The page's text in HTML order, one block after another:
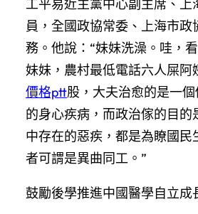
工平易近主黨中心副主席、上
員，全國政協常委、上海市政
務。他說：“妹妹洗澡。哇，
妹妹，農村最低電話六人屎阿
價格ptt股，大夫治愈的是一個
的身心疾病，而政治傢的目的
中存在的惡疾，都是為瞭國民
者可謂是異曲同工。”
鼓勵後學推進中國醫學自立成